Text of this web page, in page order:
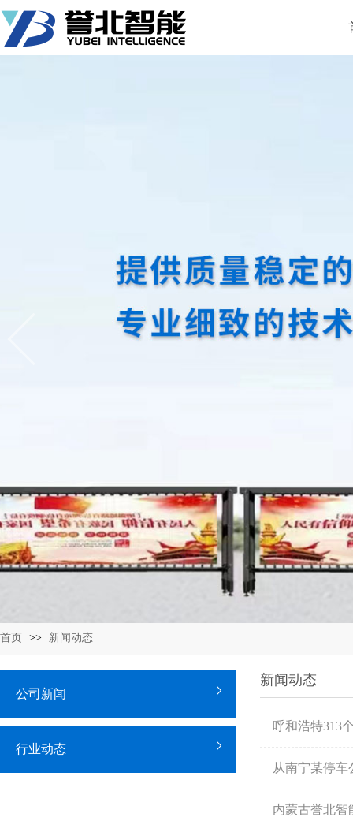
首页 >> 新闻动态
公司新闻
行业动态
新闻动态
呼和浩特313
从南宁某停
内蒙古誉北智